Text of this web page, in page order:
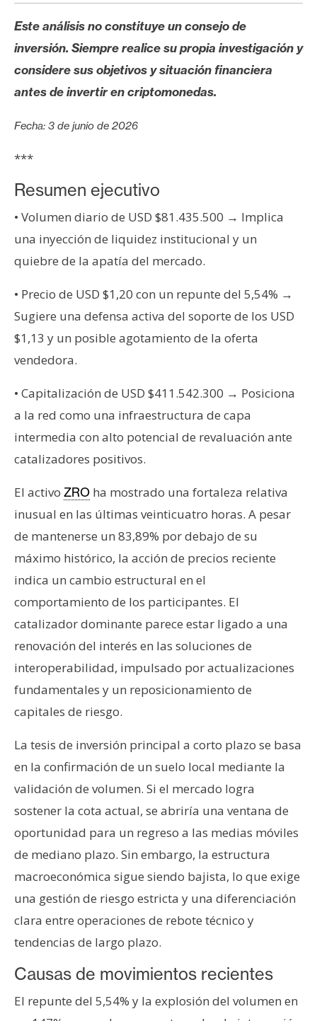
l
i
s
s
N
s
d
e
P
r
n
s
a
T
m
a
s
R
c
u
r
s
s
o
n
a
c
t
o
P
u
b
l
c
i
a
d
Este análisis no constituye un consejo de
inversión. Siempre realice su propia investigación y
considere sus objetivos y situación financiera
antes de invertir en criptomonedas.
Fecha: 3 de junio de 2026
***
Resumen ejecutivo
• Volumen diario de USD $81.435.500 → Implica
una inyección de liquidez institucional y un
quiebre de la apatía del mercado.
• Precio de USD $1,20 con un repunte del 5,54% →
Sugiere una defensa activa del soporte de los USD
$1,13 y un posible agotamiento de la oferta
vendedora.
• Capitalización de USD $411.542.300 → Posiciona
a la red como una infraestructura de capa
intermedia con alto potencial de revaluación ante
catalizadores positivos.
El activo ZRO ha mostrado una fortaleza relativa
inusual en las últimas veinticuatro horas. A pesar
de mantenerse un 83,89% por debajo de su
máximo histórico, la acción de precios reciente
indica un cambio estructural en el
comportamiento de los participantes. El
catalizador dominante parece estar ligado a una
renovación del interés en las soluciones de
interoperabilidad, impulsado por actualizaciones
fundamentales y un reposicionamiento de
capitales de riesgo.
La tesis de inversión principal a corto plazo se basa
en la confirmación de un suelo local mediante la
validación de volumen. Si el mercado logra
sostener la cota actual, se abriría una ventana de
oportunidad para un regreso a las medias móviles
de mediano plazo. Sin embargo, la estructura
macroeconómica sigue siendo bajista, lo que exige
una gestión de riesgo estricta y una diferenciación
clara entre operaciones de rebote técnico y
tendencias de largo plazo.
Causas de movimientos recientes
El repunte del 5,54% y la explosión del volumen en